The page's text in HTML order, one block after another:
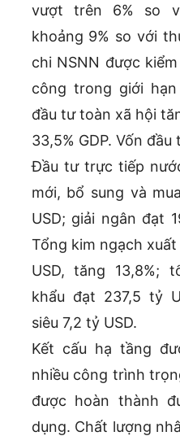
vượt trên 6% so
khoảng 9% so với
chi NSNN được
công trong giới
đầu tư toàn xã hội
33,5% GDP. Vốn
Đầu tư trực tiếp
mới, bổ sung và
USD; giải ngân đạt
Tổng kim ngạch
USD, tăng 13,8%;
khẩu đạt 237,5 tỷ
siêu 7,2 tỷ USD.
Kết cấu hạ tầng
nhiều công trình
được hoàn thành
dụng. Chất lượng